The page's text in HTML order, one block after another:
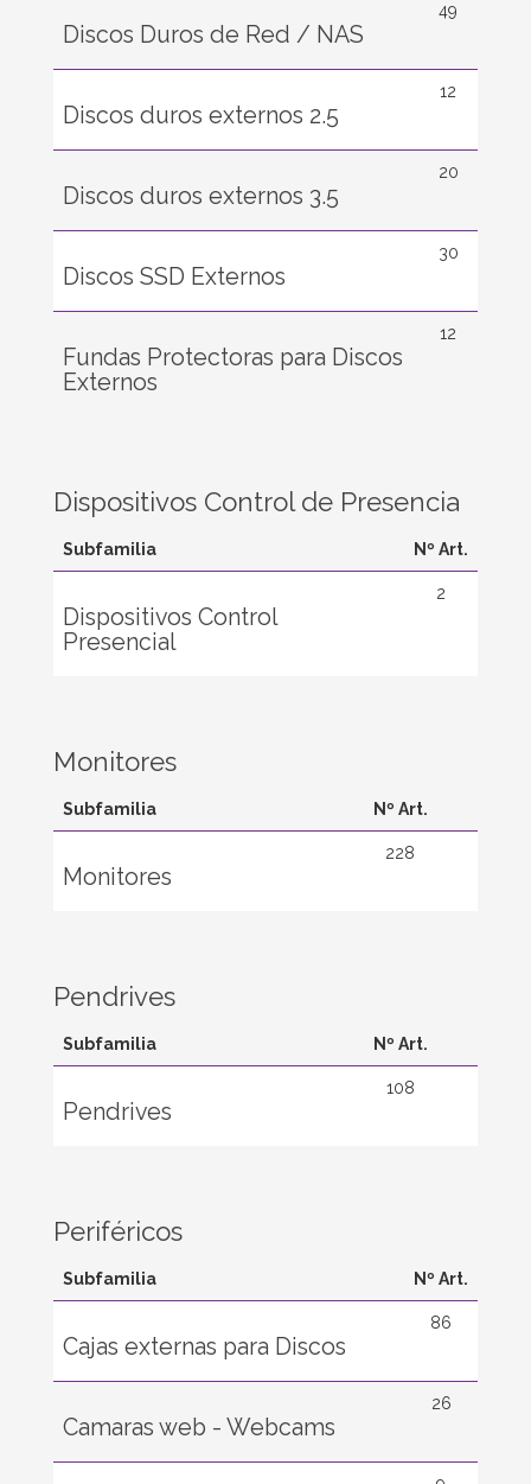
Discos Duros de Red / NAS
49
Discos duros externos 2.5
12
Discos duros externos 3.5
20
Discos SSD Externos
30
Fundas Protectoras para Discos
Externos
12
Dispositivos Control de Presencia
Subfamilia Nº Art.
Dispositivos Control
Presencial
2
Monitores
Subfamilia Nº Art.
Monitores
228
Pendrives
Subfamilia Nº Art.
Pendrives
108
Periféricos
Subfamilia Nº Art.
Cajas externas para Discos
86
Camaras web - Webcams
26